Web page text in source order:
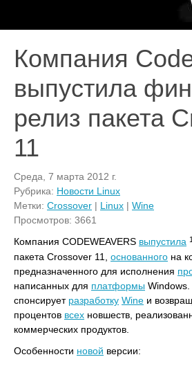
Компания
выпустила
релиз пакета
11
Среда, 7 марта 2012 г.
Рубрика: Новости Linux
Метки: Crossover | Linux | Wine
Просмотров: 3661
Компания CODEWEAVERS выпустила
пакета Crossover 11, основанного на
предназначенного для исполнения
написанных для платформы Windows.
спонсирует разработку Wine и
процентов всех новшеств,
коммерческих продуктов.
Особенности новой версии: